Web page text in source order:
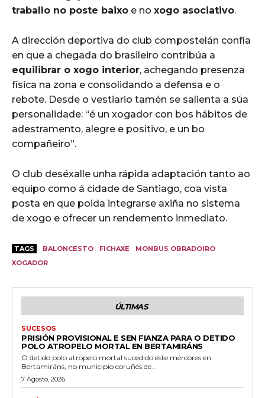
traballo no poste baixo e no xogo asociativo.
A dirección deportiva do club compostelán confía
en que a chegada do brasileiro contribúa a
equilibrar o xogo interior, achegando presenza
física na zona e consolidando a defensa e o
rebote. Desde o vestiario tamén se salienta a súa
personalidade: “é un xogador con bos hábitos de
adestramento, alegre e positivo, e un bo
compañeiro”.
O club deséxalle unha rápida adaptación tanto ao
equipo como á cidade de Santiago, coa vista
posta en que poida integrarse axiña no sistema
de xogo e ofrecer un rendemento inmediato.
TAGS BALONCESTO FICHAXE
MONBUS OBRADOIRO
XOGADOR
ÚLTIMAS
SUCESOS
PRISIÓN PROVISIONAL E SEN FIANZA PARA O DETIDO
POLO ATROPELO MORTAL EN BERTAMIRÁNS
O detido polo atropelo mortal sucedido este mércores en
Bertamiráns, no municipio coruñés de...
7 Agosto, 2026